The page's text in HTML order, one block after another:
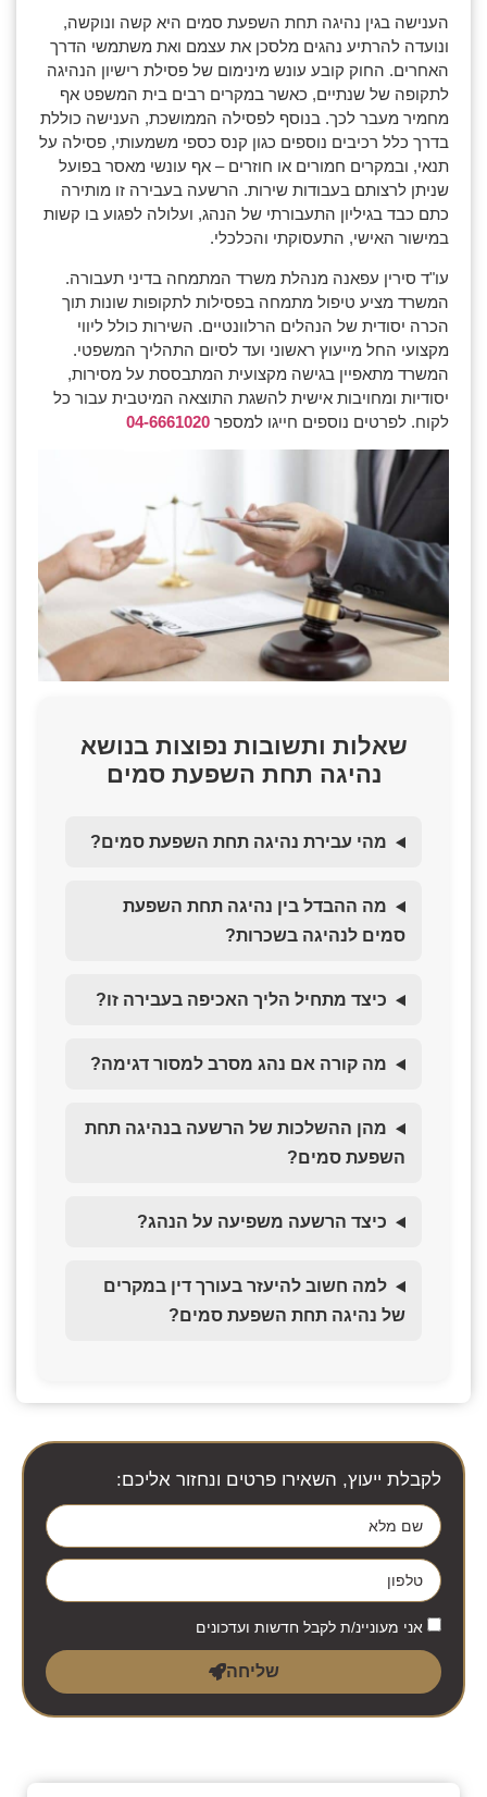
לקבלת ייעוץ, השאירו פרטים ונחזור אליכם:
אני מעוניינ/ת לקבל חדשות ועדכונים
שליחה
הענישה בגין נהיגה תחת השפעת סמים היא קשה ונוקשה,
ונועדה להרתיע נהגים מלסכן את עצמם ואת משתמשי הדרך
האחרים. החוק קובע עונש מינימום של פסילת רישיון הנהיגה
לתקופה של שנתיים, כאשר במקרים רבים בית המשפט אף
מחמיר מעבר לכך. בנוסף לפסילה הממושכת, הענישה כוללת
בדרך כלל רכיבים נוספים כגון קנס כספי משמעותי, פסילה על
תנאי, ובמקרים חמורים או חוזרים – אף עונשי מאסר בפועל
שניתן לרצותם בעבודות שירות. הרשעה בעבירה זו מותירה
כתם כבד בגיליון התעבורתי של הנהג, ועלולה לפגוע בו קשות
במישור האישי, התעסוקתי והכלכלי.
עו"ד סירין עפאנה מנהלת משרד המתמחה בדיני תעבורה.
המשרד מציע טיפול מתמחה בפסילות לתקופות שונות תוך
הכרה יסודית של הנהלים הרלוונטיים. השירות כולל ליווי
מקצועי החל מייעוץ ראשוני ועד לסיום התהליך המשפטי.
המשרד מתאפיין בגישה מקצועית המתבססת על מסירות,
יסודיות ומחויבות אישית להשגת התוצאה המיטבית עבור כל
לקוח. לפרטים נוספים חייגו למספר 04-6661020
שאלות ותשובות נפוצות בנושא
נהיגה תחת השפעת סמים
מהי עבירת נהיגה תחת השפעת סמים?
מה ההבדל בין נהיגה תחת השפעת
סמים לנהיגה בשכרות?
כיצד מתחיל הליך האכיפה בעבירה זו?
מה קורה אם נהג מסרב למסור דגימה?
מהן ההשלכות של הרשעה בנהיגה תחת
השפעת סמים?
כיצד הרשעה משפיעה על הנהג?
למה חשוב להיעזר בעורך דין במקרים
של נהיגה תחת השפעת סמים?